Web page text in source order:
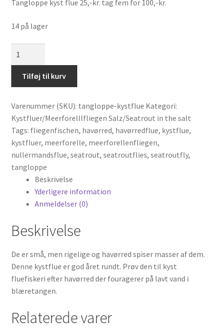
Tangloppe kyst flue 25,-kr. tag fem for 100,-kr.
14 på lager
Tilføj til kurv
Varenummer (SKU): tangloppe-kystflue Kategori:
Kystfluer/Meerforelllfliegen Salz/Seatrout in the salt
Tags: fliegenfischen, havørred, havørredflue, kystflue,
kystfluer, meerforelle, meerforellenfliegen,
nullermandsflue, seatrout, seatroutflies, seatroutfly,
tangloppe
Beskrivelse
Yderligere information
Anmeldelser (0)
Beskrivelse
De er små, men rigelige og havørred spiser masser af dem.
Denne kystflue er god året rundt. Prøv den til kyst
fluefiskeri efter havørred der fouragerer på lavt vand i
blæretangen.
Relaterede varer